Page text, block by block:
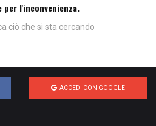
per l'inconvenienza.
ciò che si sta cercando
ACCEDI CON GOOGLE